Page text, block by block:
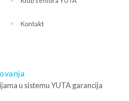
Kontakt
u sistemu YUTA garancija